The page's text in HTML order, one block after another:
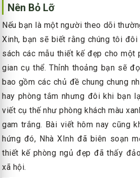
Nên Bỏ Lỡ
Nếu bạn là một người theo dõi
Xinh, bạn sẽ biết rằng chúng tôi
sách các mẫu thiết kế đẹp cho một
gian cụ thể. Thỉnh thoảng bạn sẽ
bao gồm các chủ đề chung chung
hay phòng tắm nhưng đôi khi bạn
viết cụ thế như phòng khách màu
gam trắng. Bài viết hôm nay cũng
hứng đó, Nhà XInh đã biên soạn
thiết kế phòng ngủ đẹp đã thấy
xã hội.